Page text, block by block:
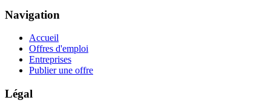
Navigation
Accueil
Offres d'emploi
Entreprises
Publier une offre
Légal